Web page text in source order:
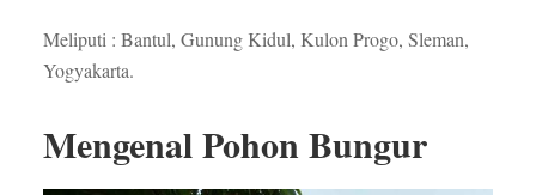
Meliputi : Bantul, Gunung Kidul, Kulon Progo, Sleman,
Yogyakarta.
Mengenal Pohon Bungur